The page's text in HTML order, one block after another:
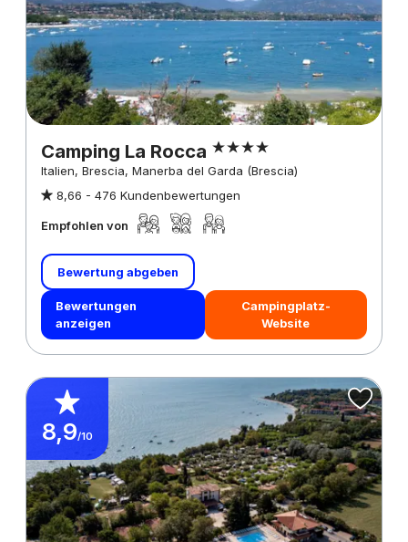
Camping La Rocca
Italien, Brescia, Manerba del Garda (Brescia)
8,66 - 476 Kundenbewertungen
Empfohlen von
Bewertung abgeben
Bewertungen
anzeigen
Campingplatz-
Website
8,9/10